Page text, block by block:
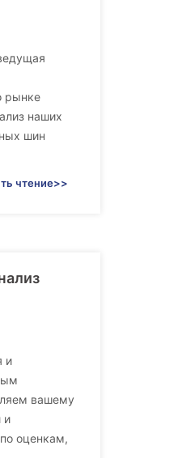
рынке
наших
шин
чтение>>
и
вашему
и
оценкам,